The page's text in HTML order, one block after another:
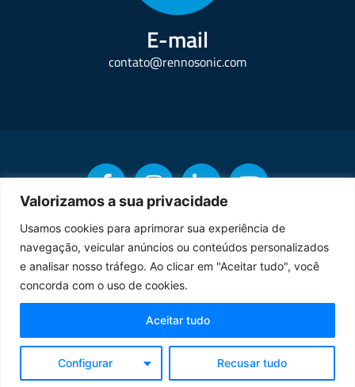
Valorizamos a sua privacidade
Usamos cookies para aprimorar sua experiência de
navegação, veicular anúncios ou conteúdos personalizados
e analisar nosso tráfego. Ao clicar em "Aceitar tudo", você
concorda com o uso de cookies.
Configurar Recusar tudo
Aceitar tudo
E-mail
contato@rennosonic.com
Copyright © Rennosonic. Todos os direitos reservados.
Termos de Uso Política de Privacidade